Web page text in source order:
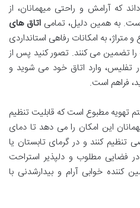
که آرامش و راحتی میهمانان، از
به همین دلیل، تمامی اتاق های
متراژ، به امکانات رفاهی استانداردی
را تضمین می کنند. تصور کنید پس از
تفلیس، وارد اتاق خود می شوید و
فراهم است.
تهویه مطبوع است که قابلیت تنظیم
این امکان را می دهد تا دمای
کنند و در گرمای تابستان یا
فضایی مطلوب و دلپذیر استراحت
کننده خوابی آرام و بیدارشدنی با